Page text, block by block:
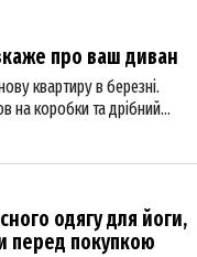
про ваш диван
квартиру в березні.
на коробки та дрібний...
одягу для йоги,
перед покупкою